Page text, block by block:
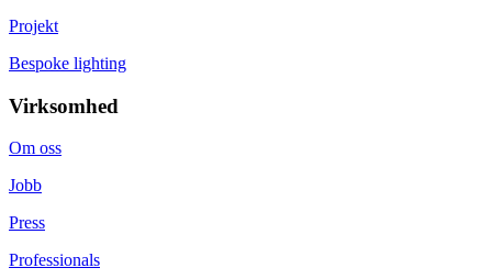
Projekt
Bespoke lighting
Virksomhed
Om oss
Jobb
Press
Professionals